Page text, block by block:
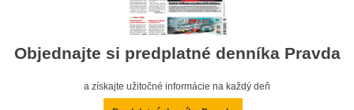
Objednajte si predplatné denníka Pravda
a získajte užitočné informácie na každý deň